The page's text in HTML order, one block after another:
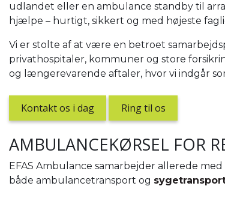
udlandet eller en ambulance standby til
hjælpe – hurtigt, sikkert og med højeste
Vi er stolte af at være en betroet
privathospitaler, kommuner og store
og længerevarende aftaler, hvor vi indgår
Kontakt os i dag Ring til os
AMBULANCEKØRSEL FOR
EFAS Ambulance samarbejder allerede
både ambulancetransport og